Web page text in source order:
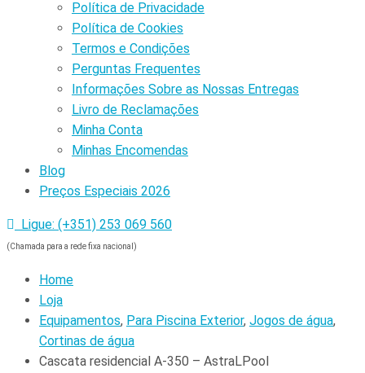
Política de Privacidade
Política de Cookies
Termos e Condições
Perguntas Frequentes
Informações Sobre as Nossas Entregas
Livro de Reclamações
Minha Conta
Minhas Encomendas
Blog
Preços Especiais 2026
Ligue: (+351) 253 069 560
(Chamada para a rede fixa nacional)
Home
Loja
Equipamentos, Para Piscina Exterior, Jogos de água,
Cortinas de água
Cascata residencial A-350 – AstraLPool